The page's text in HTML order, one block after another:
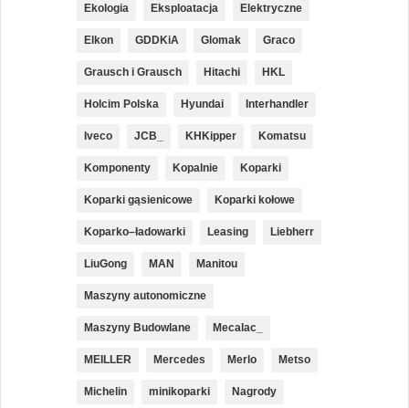
Ekologia Eksploatacja Elektryczne
Elkon GDDKiA Glomak Graco
Grausch i Grausch Hitachi HKL
Holcim Polska Hyundai Interhandler
Iveco JCB_ KHKipper Komatsu
Komponenty Kopalnie Koparki
Koparki gąsienicowe Koparki kołowe
Koparko–ładowarki Leasing Liebherr
LiuGong MAN Manitou
Maszyny autonomiczne
Maszyny Budowlane Mecalac_
MEILLER Mercedes Merlo Metso
Michelin minikoparki Nagrody